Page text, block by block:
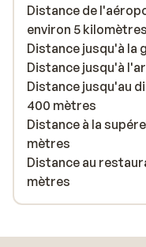
Distance de
environ 5 kilomètres
Distance jusqu'à la
Distance jusqu'à
Distance jusqu'au
400 mètres
Distance à la
mètres
Distance au
mètres